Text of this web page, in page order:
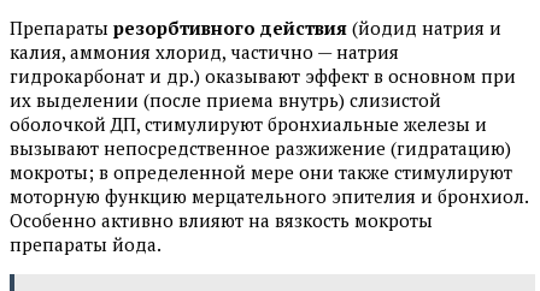
Препараты резорбтивного действия (йодид натрия и
калия, аммония хлорид, частично — натрия
гидрокарбонат и др.) оказывают эффект в основном при
их выделении (после приема внутрь) слизистой
оболочкой ДП, стимулируют бронхиальные железы и
вызывают непосредственное разжижение (гидратацию)
мокроты; в определенной мере они также стимулируют
моторную функцию мерцательного эпителия и бронхиол.
Особенно активно влияют на вязкость мокроты
препараты йода.